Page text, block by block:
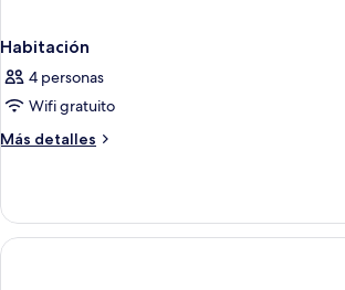
Habitación
4 personas
Wifi gratuito
Más detalles
Más